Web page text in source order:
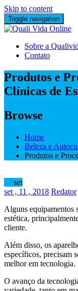
Skip to content
Toggle navigation
Sobre a
Contato
Produtos e
Clínicas de
Browse
Home
Beleza e
Produtos e
set
set , 11 , 2018 Redator
Alguns equipamentos
estética,
cliente.
Além disso, os
específicos, precisam
melhor em tecnologia.
O avanço da